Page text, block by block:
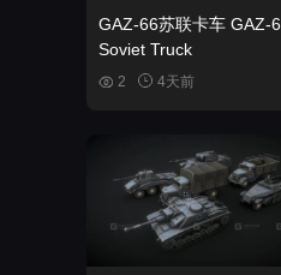
GAZ-66苏联卡车 GAZ-
Soviet Truck
2 4天前